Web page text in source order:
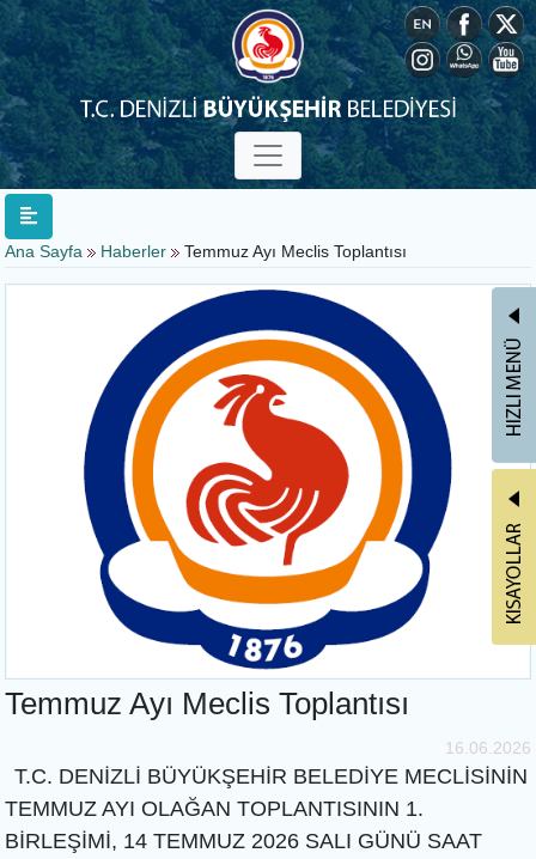
Ana Sayfa Haberler Temmuz Ayı Meclis Toplantısı
Temmuz Ayı Meclis Toplantısı
16.06.2026
T.C. DENİZLİ BÜYÜKŞEHİR BELEDİYE MECLİSİNİN
TEMMUZ AYI OLAĞAN TOPLANTISININ 1.
BİRLEŞİMİ, 14 TEMMUZ 2026 SALI GÜNÜ SAAT